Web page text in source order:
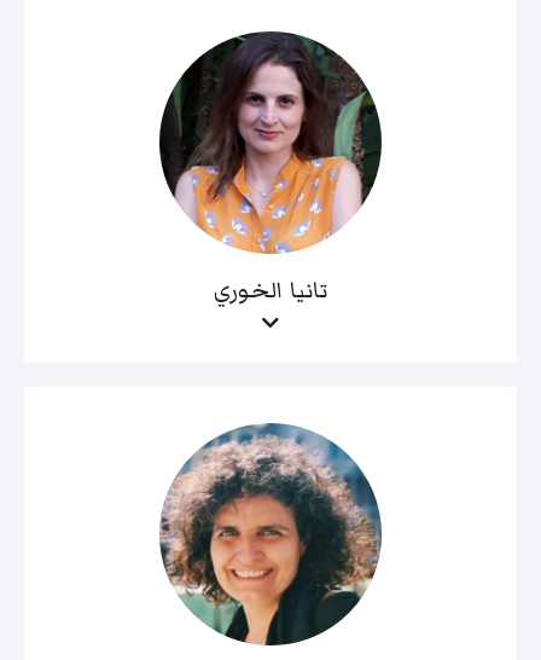
تانيا الخوري